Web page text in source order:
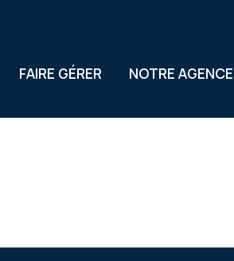
FAIRE GÉRER NOTRE AGENCE
Notre équipe